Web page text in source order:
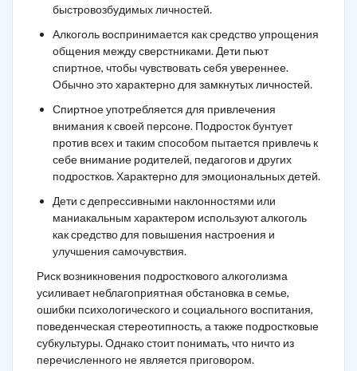
быстровозбудимых личностей.
Алкоголь воспринимается как средство упрощения
общения между сверстниками. Дети пьют
спиртное, чтобы чувствовать себя увереннее.
Обычно это характерно для замкнутых личностей.
Спиртное употребляется для привлечения
внимания к своей персоне. Подросток бунтует
против всех и таким способом пытается привлечь к
себе внимание родителей, педагогов и других
подростков. Характерно для эмоциональных детей.
Дети с депрессивными наклонностями или
маниакальным характером используют алкоголь
как средство для повышения настроения и
улучшения самочувствия.
Риск возникновения подросткового алкоголизма
усиливает неблагоприятная обстановка в семье,
ошибки психологического и социального воспитания,
поведенческая стереотипность, а также подростковые
субкультуры. Однако стоит понимать, что ничто из
перечисленного не является приговором.